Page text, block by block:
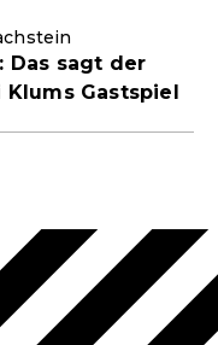
Das sagt der
Gastspiel